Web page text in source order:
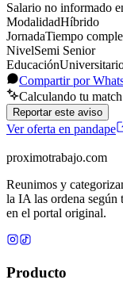
Salario no informado
ModalidadHíbrido
JornadaTiempo
NivelSemi Senior
Educación
Compartir por
Calculando tu
Reportar este aviso
Ver oferta en pandape
proximotrabajo.com
Reunimos y
la IA las ordena según
en el portal original.
Producto